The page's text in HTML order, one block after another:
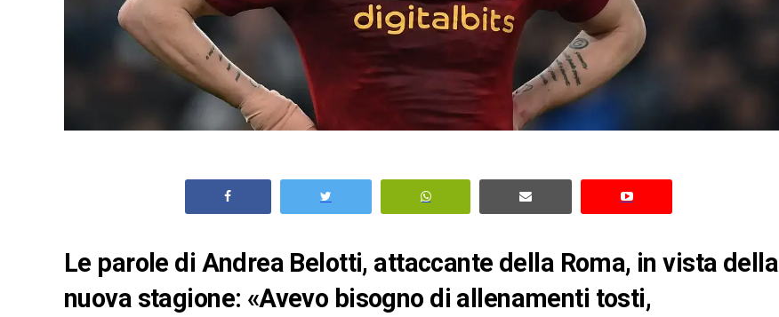
Le parole di Andrea Belotti, attaccante della Roma, in vista della
nuova stagione: «Avevo bisogno di allenamenti tosti,